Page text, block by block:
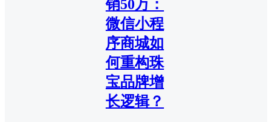
销50万：
微信小程
序商城如
何重构珠
宝品牌增
长逻辑？